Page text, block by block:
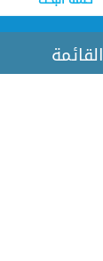
القائمة